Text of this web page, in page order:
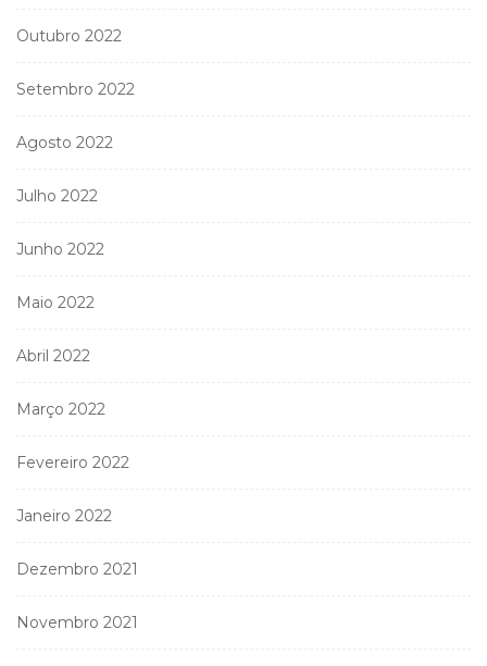
Outubro 2022
Setembro 2022
Agosto 2022
Julho 2022
Junho 2022
Maio 2022
Abril 2022
Março 2022
Fevereiro 2022
Janeiro 2022
Dezembro 2021
Novembro 2021